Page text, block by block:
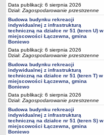
Data publikacji: 6 sierpnia 2026
Dział: Zagospodarowanie przestrzenne
Budowa budynku rekreacji
indywidualnej z infrastrukturą
techniczną na działce nr 51 (teren U) w
miejscowości Łączewna, gmina
Boniewo
Data publikacji: 6 sierpnia 2026
Dział: Zagospodarowanie przestrzenne
Budowa budynku rekreacji
indywidualnej z infrastrukturą
techniczną na działce nr 51 (teren T) w
miejscowości Łączewna, gmina
Boniewo
Data publikacji: 6 sierpnia 2026
Dział: Zagospodarowanie przestrzenne
Budowa budynku rekreacji
indywidualnej z infrastrukturą
techniczną na działce nr 51 (teren S) w
miejscowości Łączewna, gmina
Boniewo